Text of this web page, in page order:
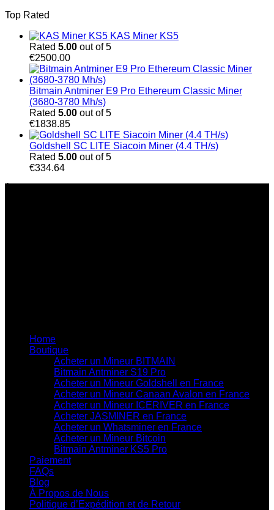
Top Rated
KAS Miner KS5
Rated 5.00 out of 5
€2500.00
Bitmain Antminer E9 Pro Ethereum Classic Miner
(3680-3780 Mh/s)
Rated 5.00 out of 5
€1838.85
Goldshell SC LITE Siacoin Miner (4.4 TH/s)
Rated 5.00 out of 5
€334.64
Home
Boutique
Acheter un Mineur BITMAIN
Bitmain Antminer S19 Pro
Acheter un Mineur Goldshell en France
Acheter un Mineur Canaan Avalon en France
Acheter un Mineur ICERIVER en France
Acheter JASMINER en France
Acheter un Whatsminer en France
Acheter un Mineur Bitcoin
Bitmain Antminer KS5 Pro
Paiement
FAQs
Blog
À Propos de Nous
Politique d’Expédition et de Retour